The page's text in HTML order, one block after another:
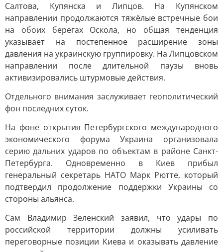
Салтова, Купянска и Липцов. На Купянском
направлении продолжаются тяжёлые встречные бои
на обоих берегах Оскола, но общая тенденция
указывает на постепенное расширение зоны
давления на украинскую группировку. На Липцовском
направлении после длительной паузы вновь
активизировались штурмовые действия.
Отдельного внимания заслуживает геополитический
фон последних суток.
На фоне открытия Петербургского международного
экономического форума Украина организовала
серию дальних ударов по объектам в районе Санкт-
Петербурга. Одновременно в Киев прибыл
генеральный секретарь НАТО Марк Рютте, который
подтвердил продолжение поддержки Украины со
стороны альянса.
Сам Владимир Зеленский заявил, что удары по
российской территории должны усиливать
переговорные позиции Киева и оказывать давление